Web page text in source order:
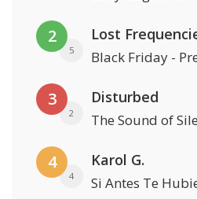
2
5
Lost
Black Friday -
3
2
Disturbed
The Sound of
4
4
Karol G.
Si Antes Te